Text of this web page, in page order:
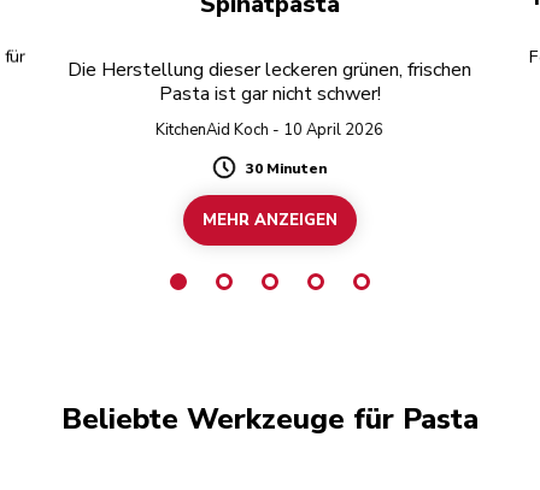
für
Die Herstellung dieser leckeren grünen, frischen
Pasta ist gar nicht schwer!
KitchenAid Koch - 10 April 2026
Duration
30 Minuten
MEHR ANZEIGEN
Beliebte Werkzeuge für Pasta